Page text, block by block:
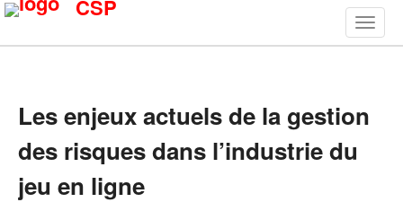
CSP
Les enjeux actuels de la gestion
des risques dans l’industrie du
jeu en ligne